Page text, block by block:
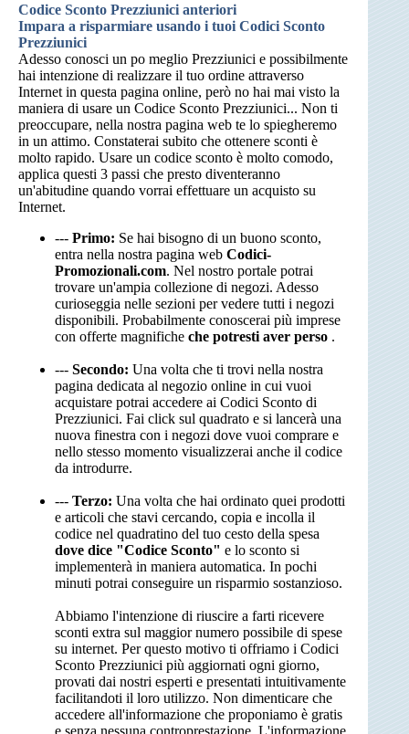
Codice Sconto Prezziunici anteriori
Impara a risparmiare usando i tuoi Codici Sconto
Prezziunici
Adesso conosci un po meglio Prezziunici e possibilmente
hai intenzione di realizzare il tuo ordine attraverso
Internet in questa pagina online, però no hai mai visto la
maniera di usare un Codice Sconto Prezziunici... Non ti
preoccupare, nella nostra pagina web te lo spiegheremo
in un attimo. Constaterai subito che ottenere sconti è
molto rapido. Usare un codice sconto è molto comodo,
applica questi 3 passi che presto diventeranno
un'abitudine quando vorrai effettuare un acquisto su
Internet.
--- Primo: Se hai bisogno di un buono sconto,
entra nella nostra pagina web Codici-
Promozionali.com. Nel nostro portale potrai
trovare un'ampia collezione di negozi. Adesso
curioseggia nelle sezioni per vedere tutti i negozi
disponibili. Probabilmente conoscerai più imprese
con offerte magnifiche che potresti aver perso .
--- Secondo: Una volta che ti trovi nella nostra
pagina dedicata al negozio online in cui vuoi
acquistare potrai accedere ai Codici Sconto di
Prezziunici. Fai click sul quadrato e si lancerà una
nuova finestra con i negozi dove vuoi comprare e
nello stesso momento visualizzerai anche il codice
da introdurre.
--- Terzo: Una volta che hai ordinato quei prodotti
e articoli che stavi cercando, copia e incolla il
codice nel quadratino del tuo cesto della spesa
dove dice "Codice Sconto" e lo sconto si
implementerà in maniera automatica. In pochi
minuti potrai conseguire un risparmio sostanzioso.
Abbiamo l'intenzione di riuscire a farti ricevere
sconti extra sul maggior numero possibile di spese
su internet. Per questo motivo ti offriamo i Codici
Sconto Prezziunici più aggiornati ogni giorno,
provati dai nostri esperti e presentati intuitivamente
facilitandoti il loro utilizzo. Non dimenticare che
accedere all'informazione che proponiamo è gratis
e senza nessuna controprestazione. L'informazione